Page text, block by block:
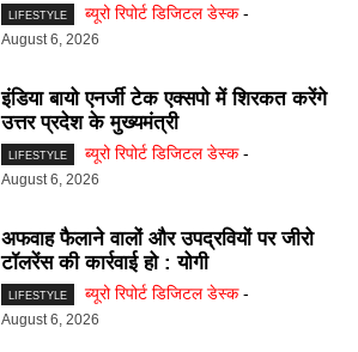
LIFESTYLE ब्यूरो रिपोर्ट डिजिटल डेस्क -
August 6, 2026
इंडिया बायो एनर्जी टेक एक्सपो में शिरकत करेंगे
उत्तर प्रदेश के मुख्यमंत्री
LIFESTYLE ब्यूरो रिपोर्ट डिजिटल डेस्क -
August 6, 2026
अफवाह फैलाने वालों और उपद्रवियों पर जीरो
टॉलरेंस की कार्रवाई हो : योगी
LIFESTYLE ब्यूरो रिपोर्ट डिजिटल डेस्क -
August 6, 2026